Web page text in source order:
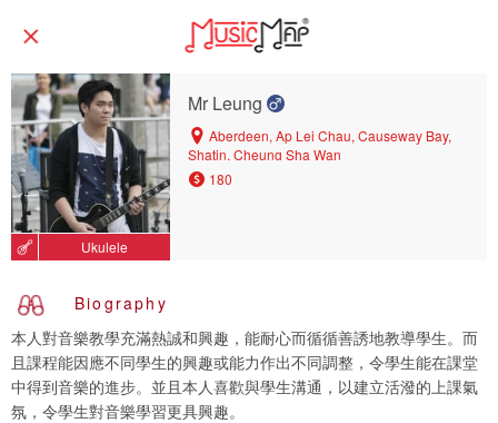
Ukulele
Mr Leung
Aberdeen, Ap Lei Chau, Causeway Bay,
Shatin, Cheung Sha Wan
180
Biography
本人對音樂教學充滿熱誠和興趣，能耐心而循循善誘地教導學生。而
且課程能因應不同學生的興趣或能力作出不同調整，令學生能在課堂
中得到音樂的進步。並且本人喜歡與學生溝通，以建立活潑的上課氣
氛，令學生對音樂學習更具興趣。